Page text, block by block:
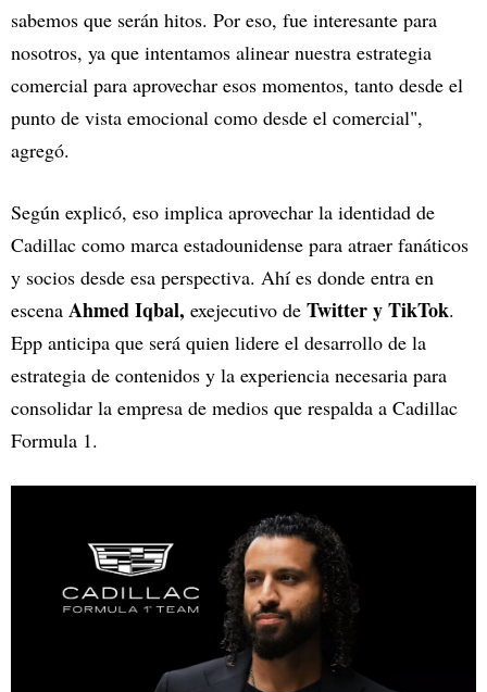
sabemos que serán hitos. Por eso, fue interesante para
nosotros, ya que intentamos alinear nuestra estrategia
comercial para aprovechar esos momentos, tanto desde el
punto de vista emocional como desde el comercial",
agregó.
Según explicó, eso implica aprovechar la identidad de
Cadillac como marca estadounidense para atraer fanáticos
y socios desde esa perspectiva. Ahí es donde entra en
escena Ahmed Iqbal, exejecutivo de Twitter y TikTok.
Epp anticipa que será quien lidere el desarrollo de la
estrategia de contenidos y la experiencia necesaria para
consolidar la empresa de medios que respalda a Cadillac
Formula 1.